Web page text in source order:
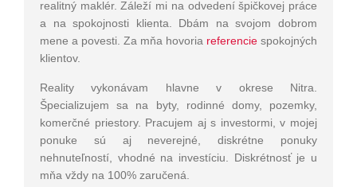
realitný maklér. Záleží mi na odvedení špičkovej práce
a na spokojnosti klienta. Dbám na svojom dobrom
mene a povesti. Za mňa hovoria referencie spokojných
klientov.
Reality
vykonávam hlavne v okrese Nitra.
Špecializujem sa na byty, rodinné domy,
pozemky,
komerčné priestory. Pracujem aj s investormi, v mojej
ponuke sú aj neverejné, diskrétne ponuky
nehnuteľností, vhodné na investíciu. Diskrétnosť je u
mňa vždy na 100% zaručená.